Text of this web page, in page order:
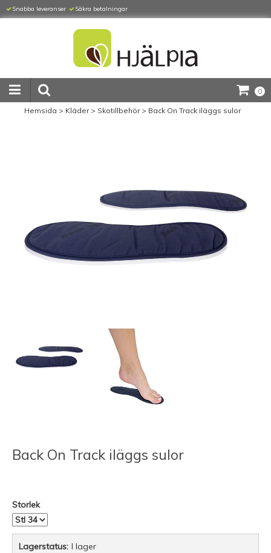
Snabba leveranser Säkra betalningar
0
Hemsida > Kläder> Skotillbehör> Back On Track iläggs sulor
Back On Track iläggs sulor
Storlek
Lagerstatus: I lager